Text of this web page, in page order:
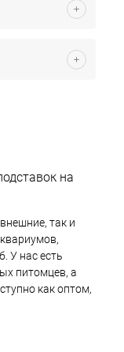
на
так и
У нас есть
питомцев, а
как оптом,